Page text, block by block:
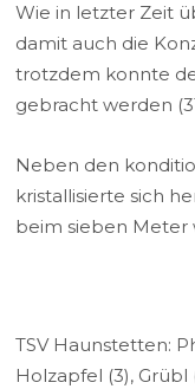
Wie in letzter Zeit
damit auch die
trotzdem konnte
gebracht werden
Neben den
kristallisierte sich
beim sieben Meter
TSV Haunstetten:
Holzapfel (3), Grübl